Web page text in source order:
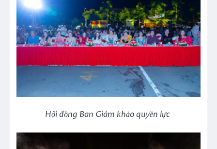
Hội đồng Ban Giám khảo quyền lực